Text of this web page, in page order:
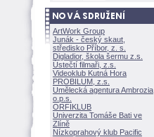
ArtWork Group
Junák - český skaut,
středisko Příbor, z. s.
Digladior, škola šermu z.s.
Ústečtí filmaři, z.s.
Videoklub Kutná Hora
PROBILUM, z.s.
Umělecká agentura Ambrozia
o.p.s.
ORFIKLUB
Univerzita Tomáše Bati ve
Zlíně
Nízkoprahový klub Pacific